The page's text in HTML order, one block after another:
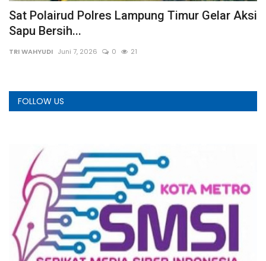
Sat Polairud Polres Lampung Timur Gelar Aksi
Sapu Bersih...
TRI WAHYUDI Juni 7, 2026 0 21
FOLLOW US